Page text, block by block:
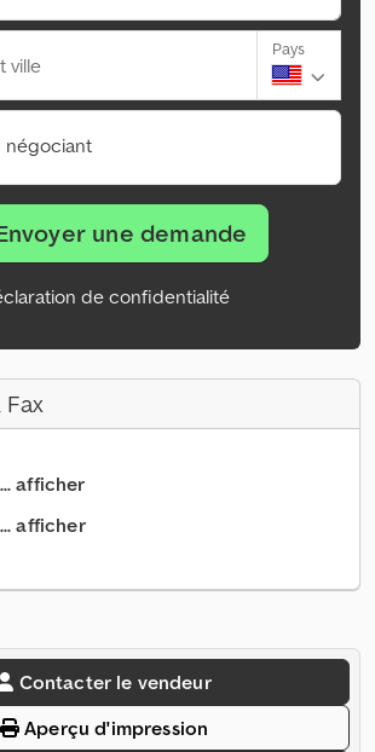
ville
Pays
négociant
une demande
de confidentialité
afficher
afficher
Contacter le vendeur
Aperçu d'impression